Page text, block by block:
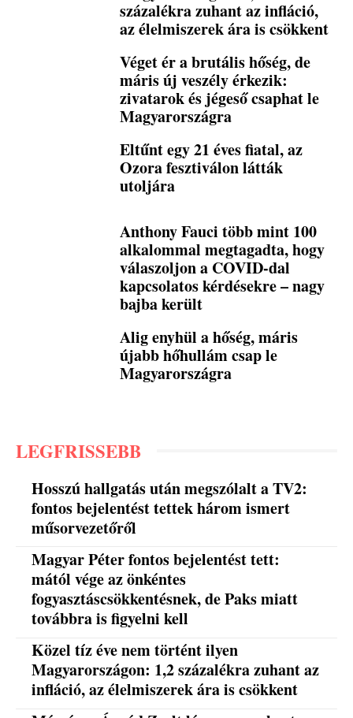
százalékra zuhant az infláció,
az élelmiszerek ára is csökkent
Véget ér a brutális hőség, de
máris új veszély érkezik:
zivatarok és jégeső csaphat le
Magyarországra
Eltűnt egy 21 éves fiatal, az
Ozora fesztiválon látták
utoljára
Anthony Fauci több mint 100
alkalommal megtagadta, hogy
válaszoljon a COVID-dal
kapcsolatos kérdésekre – nagy
bajba került
Alig enyhül a hőség, máris
újabb hőhullám csap le
Magyarországra
LEGFRISSEBB
Hosszú hallgatás után megszólalt a TV2:
fontos bejelentést tettek három ismert
műsorvezetőről
Magyar Péter fontos bejelentést tett:
mától vége az önkéntes
fogyasztáscsökkentésnek, de Paks miatt
továbbra is figyelni kell
Közel tíz éve nem történt ilyen
Magyarországon: 1,2 százalékra zuhant az
infláció, az élelmiszerek ára is csökkent